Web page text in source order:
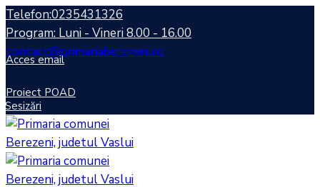
Telefon:0235431326
Program: Luni - Vineri 8.00 - 16.00
contact@primariaberezeni.ro
Acces email
Proiect POAD
Sesizări